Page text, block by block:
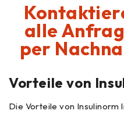
alle
per
Vorteile von
Die Vorteile von Insulinorm